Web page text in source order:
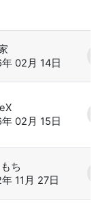
02月 14日
02月 15日
ち
11月 27日